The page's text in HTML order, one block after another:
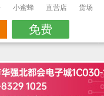
小蜜蜂 直营店 货场
卖家说明/品质/货期